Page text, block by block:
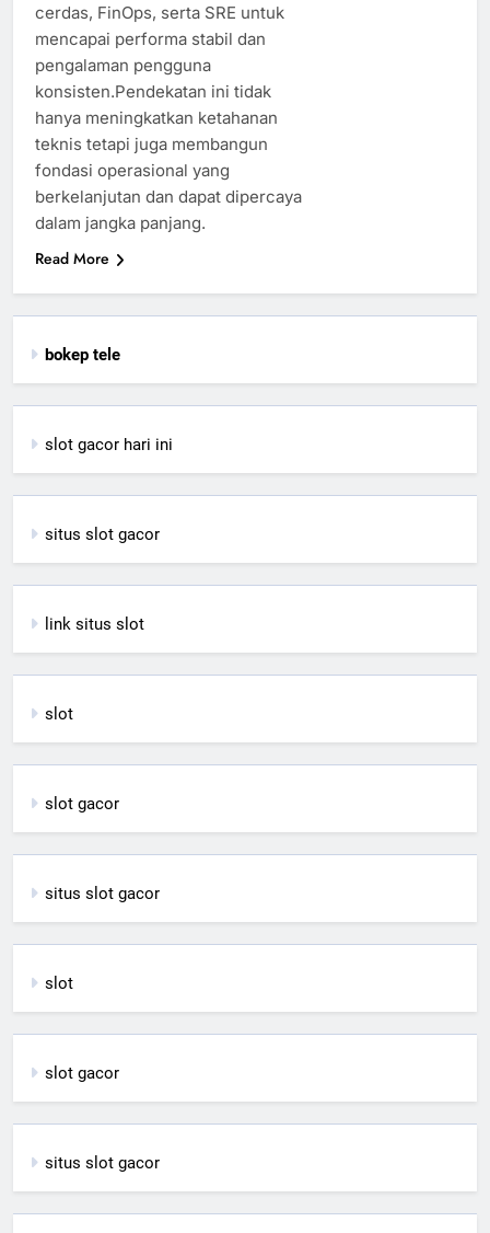
cerdas, FinOps, serta SRE untuk
mencapai performa stabil dan
pengalaman pengguna
konsisten.Pendekatan ini tidak
hanya meningkatkan ketahanan
teknis tetapi juga membangun
fondasi operasional yang
berkelanjutan dan dapat dipercaya
dalam jangka panjang.
Read More
bokep tele
slot gacor hari ini
situs slot gacor
link situs slot
slot
slot gacor
situs slot gacor
slot
slot gacor
situs slot gacor